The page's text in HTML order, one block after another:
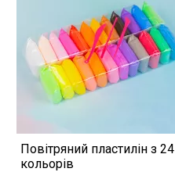
Повітряний пластилін з 24
кольорів